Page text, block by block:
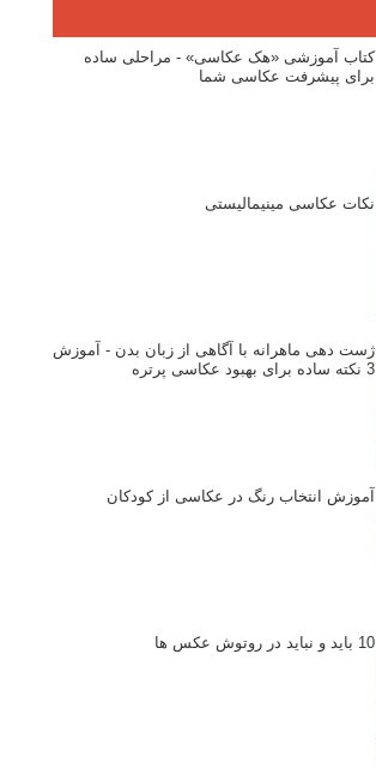
کتاب آموزشی «هک عکاسی» - مراحلی ساده
برای پیشرفت عکاسی شما
نکات عکاسی مینیمالیستی
ژست دهی ماهرانه با آگاهی از زبان بدن - آموزش
3 نکته ساده برای بهبود عکاسی پرتره
آموزش انتخاب رنگ در عکاسی از کودکان
10 باید و نباید در روتوش عکس ها